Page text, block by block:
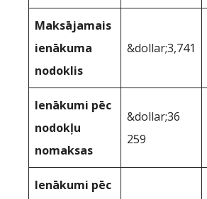
Maksājamais
ienākuma
nodoklis
&dollar;3,741
Ienākumi pēc
nodokļu
nomaksas
&dollar;36
259
Ienākumi pēc